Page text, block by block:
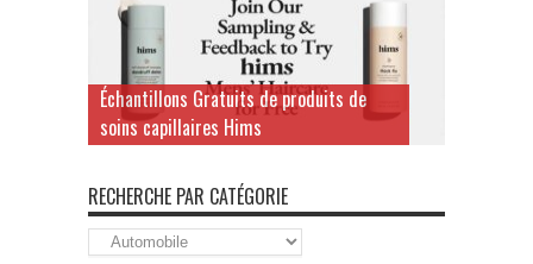
Échantillons Gratuits de produits de
soins capillaires Hims
RECHERCHE PAR CATÉGORIE
Recherche
par